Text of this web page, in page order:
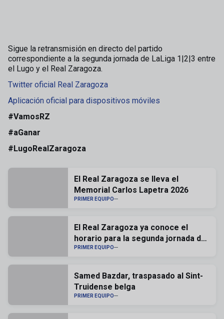
Sigue la retransmisión en directo del partido
correspondiente a la segunda jornada de LaLiga 1|2|3 entre
el Lugo y el Real Zaragoza.
Twitter oficial Real Zaragoza
Aplicación oficial para dispositivos móviles
#VamosRZ
#aGanar
#LugoRealZaragoza
El Real Zaragoza se lleva el
Memorial Carlos Lapetra 2026
PRIMER EQUIPO
El Real Zaragoza ya conoce el
horario para la segunda jornada de
liga
PRIMER EQUIPO
Samed Bazdar, traspasado al Sint-
Truidense belga
PRIMER EQUIPO